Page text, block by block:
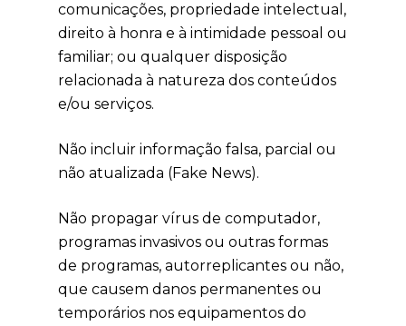
comunicações, propriedade intelectual,
direito à honra e à intimidade pessoal ou
familiar; ou qualquer disposição
relacionada à natureza dos conteúdos
e/ou serviços.
Não incluir informação falsa, parcial ou
não atualizada (Fake News).
Não propagar vírus de computador,
programas invasivos ou outras formas
de programas, autorreplicantes ou não,
que causem danos permanentes ou
temporários nos equipamentos do